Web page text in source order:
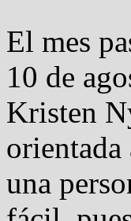
El mes
10 de
Kristen
una